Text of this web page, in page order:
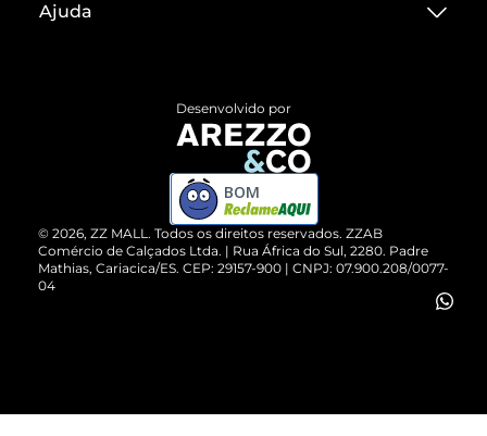
Termos de Uso
ZZ MALL é confiável
Cartão Presente
Vendas Corporativas
Ajuda
Devolução do Produto
Compre pelo WhatsApp
© 2026, ZZ MALL. Todos os direitos reservados. ZZAB
Comércio de Calçados Ltda. | Rua África do Sul, 2280. Padre
Mathias, Cariacica/ES. CEP: 29157-900 | CNPJ: 07.900.208/0077-
04
Desenvolvido por
BOM